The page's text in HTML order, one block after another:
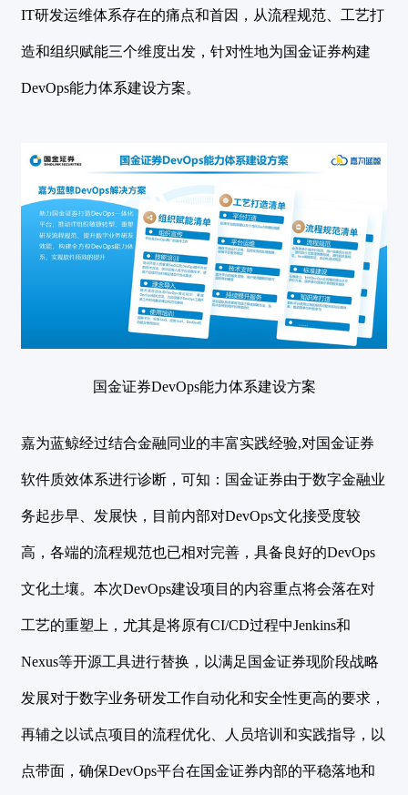
IT研发运维体系存在的痛点和首因，从流程规范、工艺打
造和组织赋能三个维度出发，针对性地为国金证券构建
DevOps能力体系建设方案。
国金证券DevOps能力体系建设方案
嘉为蓝鲸经过结合金融同业的丰富实践经验,对国金证券
软件质效体系进行诊断，可知：国金证券由于数字金融业
务起步早、发展快，目前内部对DevOps文化接受度较
高，各端的流程规范也已相对完善，具备良好的DevOps
文化土壤。本次DevOps建设项目的内容重点将会落在对
工艺的重塑上，尤其是将原有CI/CD过程中Jenkins和
Nexus等开源工具进行替换，以满足国金证券现阶段战略
发展对于数字业务研发工作自动化和安全性更高的要求，
再辅之以试点项目的流程优化、人员培训和实践指导，以
点带面，确保DevOps平台在国金证券内部的平稳落地和